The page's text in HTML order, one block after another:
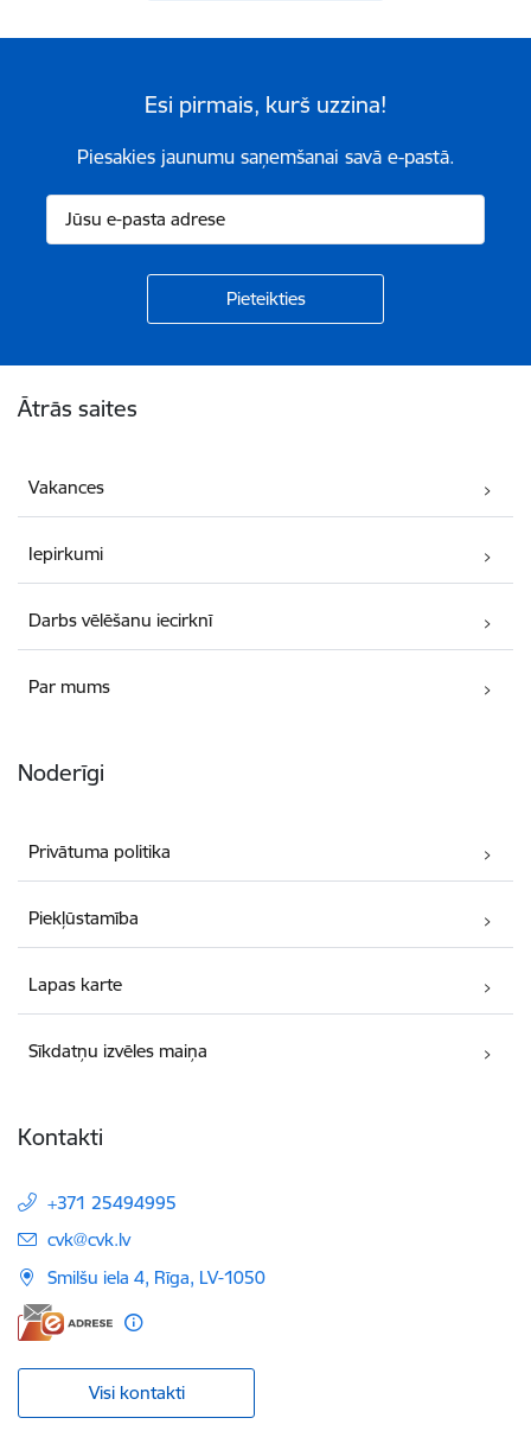
Esi pirmais, kurš uzzina!
Piesakies jaunumu saņemšanai savā e-pastā.
Ātrās saites
Vakances
Iepirkumi
Darbs vēlēšanu iecirknī
Par mums
Noderīgi
Privātuma politika
Piekļūstamība
Lapas karte
Sīkdatņu izvēles maiņa
Kontakti
+371 25494995
E-pasts:
cvk@cvk.lv
Smilšu iela 4, Rīga, LV-1050
Visi kontakti